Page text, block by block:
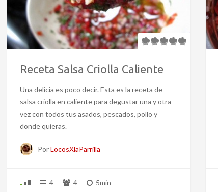
Receta Salsa Criolla Caliente
Una delicia es poco decir. Esta es la receta de
salsa criolla en caliente para degustar una y otra
vez con todos tus asados, pescados, pollo y
donde quieras.
PorLocosXlaParrilla
4 4 5min